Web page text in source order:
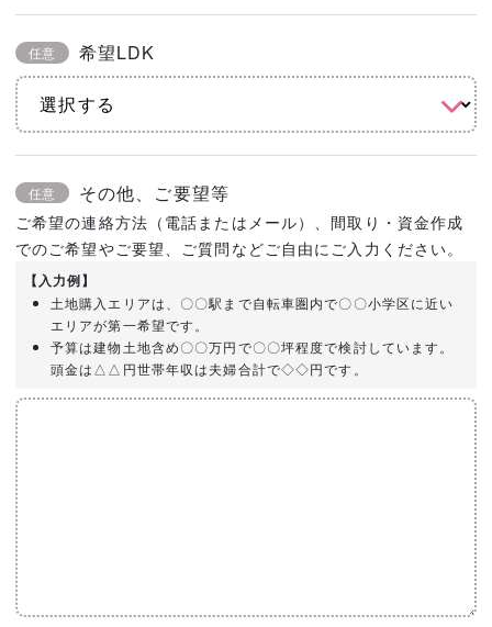
任意 希望LDK
任意 その他、ご要望等
ご希望の連絡方法（電話またはメール）、間取り・資金作成
でのご希望やご要望、ご質問などご自由にご入力ください。
【入力例】
土地購入エリアは、〇〇駅まで自転車圏内で〇〇小学区に近い
エリアが第一希望です。
予算は建物土地含め〇〇万円で〇〇坪程度で検討しています。
頭金は△△円世帯年収は夫婦合計で◇◇円です。